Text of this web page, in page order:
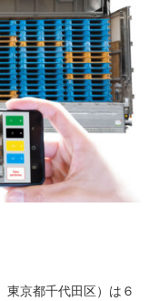
京都千代田区）は６